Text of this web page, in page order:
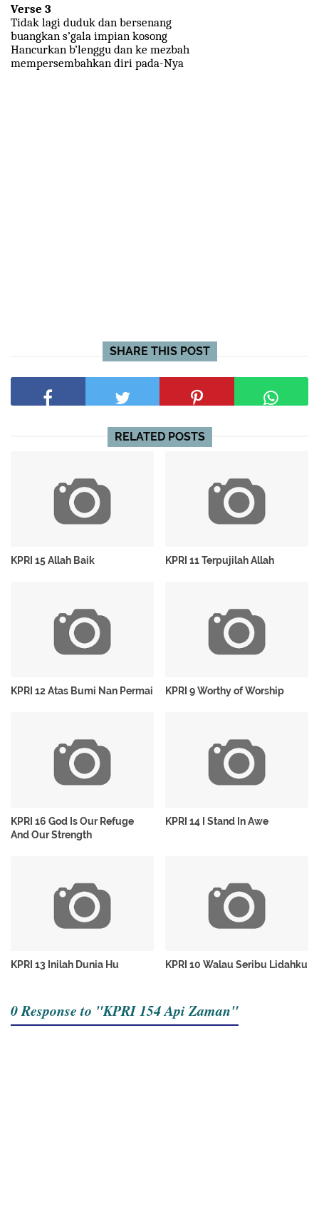
Verse 3
Tidak lagi duduk dan bersenang
buangkan s’gala impian kosong
Hancurkan b’lenggu dan ke mezbah
mempersembahkan diri pada-Nya
SHARE THIS POST
RELATED POSTS
KPRI 15 Allah Baik KPRI 11 Terpujilah Allah
KPRI 12 Atas Bumi Nan Permai KPRI 9 Worthy of Worship
KPRI 16 God Is Our Refuge
And Our Strength
KPRI 14 I Stand In Awe
KPRI 13 Inilah Dunia Hu KPRI 10 Walau Seribu Lidahku
0 Response to "KPRI 154 Api Zaman"